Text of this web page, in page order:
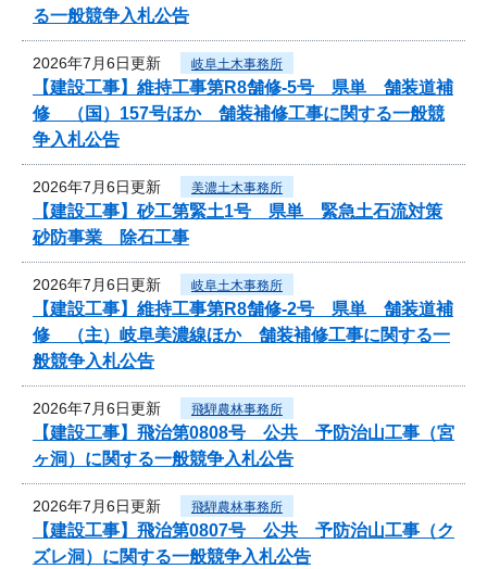
る一般競争入札公告
2026年7月6日更新 岐阜土木事務所
【建設工事】維持工事第R8舗修-5号 県単 舗装道補
修 （国）157号ほか 舗装補修工事に関する一般競
争入札公告
2026年7月6日更新 美濃土木事務所
【建設工事】砂工第緊土1号 県単 緊急土石流対策
砂防事業 除石工事
2026年7月6日更新 岐阜土木事務所
【建設工事】維持工事第R8舗修-2号 県単 舗装道補
修 （主）岐阜美濃線ほか 舗装補修工事に関する一
般競争入札公告
2026年7月6日更新 飛騨農林事務所
【建設工事】飛治第0808号 公共 予防治山工事（宮
ヶ洞）に関する一般競争入札公告
2026年7月6日更新 飛騨農林事務所
【建設工事】飛治第0807号 公共 予防治山工事（ク
ズレ洞）に関する一般競争入札公告